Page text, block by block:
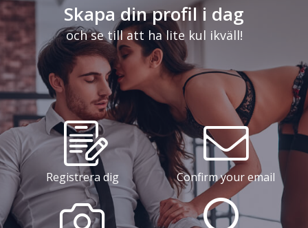
Skapa din profil i dag
och se till att ha lite kul ikväll!
Registrera dig Confirm your email